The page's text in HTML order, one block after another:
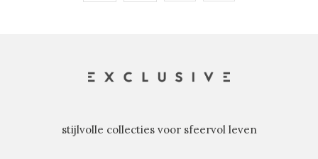
stijlvolle collecties voor sfeervol leven